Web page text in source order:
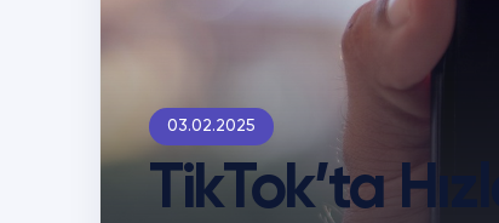
03.02.2025
TikTok’ta